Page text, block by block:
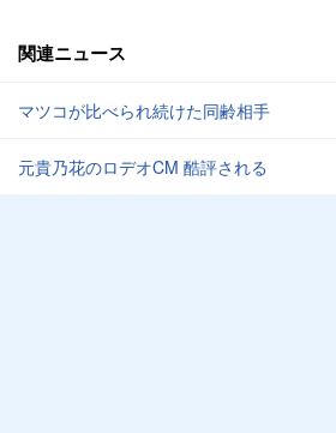
関連ニュース
マツコが比べられ続けた同齢相手
元貴乃花のロデオCM 酷評される